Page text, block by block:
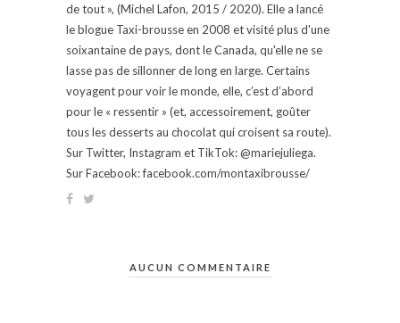
de tout », (Michel Lafon, 2015 / 2020). Elle a lancé
le blogue Taxi-brousse en 2008 et visité plus d'une
soixantaine de pays, dont le Canada, qu'elle ne se
lasse pas de sillonner de long en large. Certains
voyagent pour voir le monde, elle, c’est d’abord
pour le « ressentir » (et, accessoirement, goûter
tous les desserts au chocolat qui croisent sa route).
Sur Twitter, Instagram et TikTok: @mariejuliega.
Sur Facebook: facebook.com/montaxibrousse/
AUCUN COMMENTAIRE